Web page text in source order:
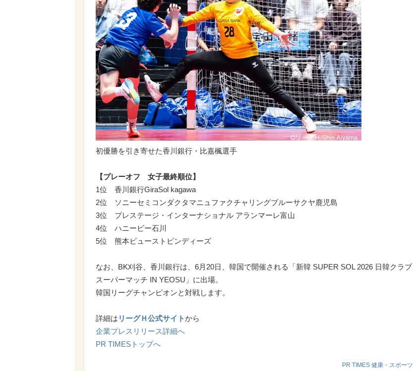
初優勝を引き寄せた香川銀行・比嘉楓選手
【プレーオフ 女子最終順位】
1位 香川銀行GiraSol kagawa
2位 ソニーセミコンダクタマニュファクチャリングブルーサクヤ鹿児島
3位 プレステージ・インターナショナル アランマーレ富山
4位 ハニービー石川
5位 熊本ビューストピンディーズ
なお、BK刈谷、香川銀行は、6月20日、韓国で開催される「新韓 SUPER SOL 2026 日韓クラブ
スーパーマッチ IN YEOSU」に出場。
韓国リーグチャンピオンと対戦します。
詳細は リーグＨ公式サイトから
企業プレスリリース詳細へ
PR TIMESトップへ
PR TIMES 健康・スポーツ